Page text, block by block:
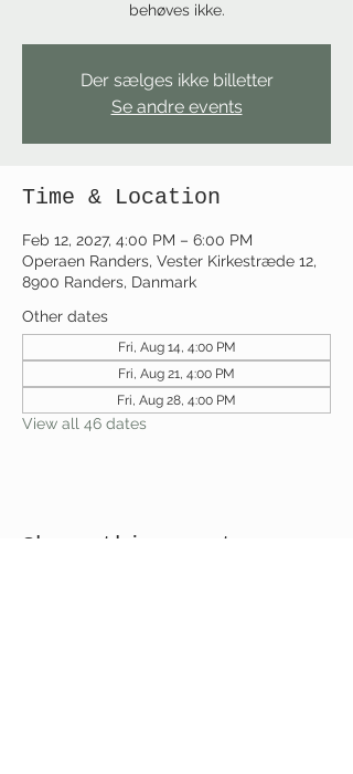
behøves ikke.
Der sælges ikke billetter
Se andre events
Time & Location
Feb 12, 2027, 4:00 PM – 6:00 PM
Operaen Randers, Vester Kirkestræde 12,
8900 Randers, Danmark
Other dates
Fri, Aug 14, 4:00 PM
Fri, Aug 21, 4:00 PM
Fri, Aug 28, 4:00 PM
View all 46 dates
Share this event